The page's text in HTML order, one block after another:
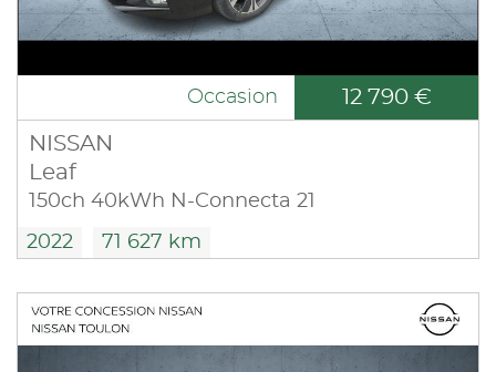
Occasion 12 790 €
NISSAN
Leaf
150ch 40kWh N-Connecta 21
2022 71 627 km